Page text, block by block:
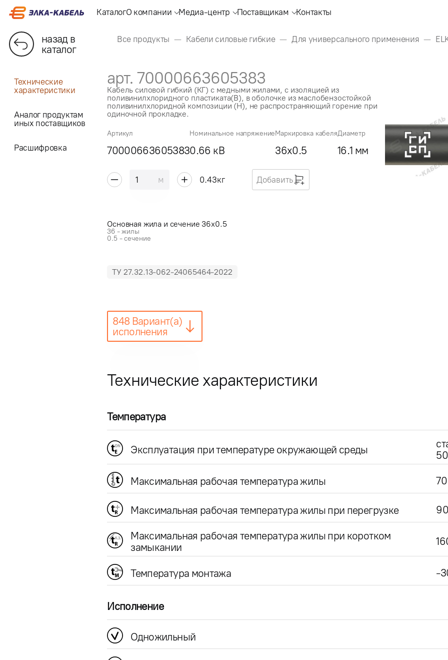
КаталогО компании Медиа-центр Поставщикам Контакты
назад в
каталог
Все продукты Кабели силовые гибкие Для универсального применения
Технические
характеристики
Аналог продуктам
иных поставщиков
Расшифровка
арт. 70000663605383
Кабель силовой гибкий (КГ) с медными жилами, с изоляцией из
поливинилхлоридного пластиката(В), в оболочке из маслобензостойкой
поливинилхлоридной композиции (Н), не распространяющий горение при
одиночной прокладке.
Артикул
70000663605383
Номинальное напряжение
0.66 кВ
Маркировка кабеля
36x0.5
Диаметр
16.1 мм
м 0.43кг Добавить
Основная жила и сечение 36x0.5
36 - жилы
0.5 - сечение
ТУ 27.32.13-062-24065464-2022
848 Вариант(а)
исполнения
Технические характеристики
Температура
Эксплуатация при температуре окружающей среды
Максимальная рабочая температура жилы 70
Максимальная рабочая температура жилы при перегрузке 90
Максимальная рабочая температура жилы при коротком
замыкании
Температура монтажа -
Исполнение
Одножильный